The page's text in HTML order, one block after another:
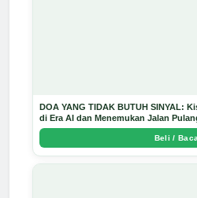
DOA YANG TIDAK BUTUH SINYAL:
di Era AI dan Menemukan Jalan
Arda Dinata
Beli / Baca